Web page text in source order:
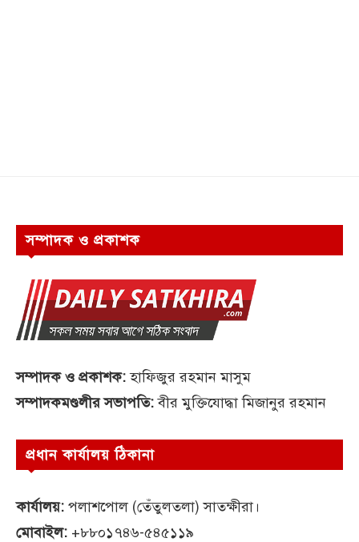
সম্পাদক ও প্রকাশক
সম্পাদক ও প্রকাশক:হাফিজুর রহমান মাসুম
সম্পাদকমণ্ডলীর সভাপতি:বীর মুক্তিযোদ্ধা মিজানুর রহমান
প্রধান কার্যালয় ঠিকানা
কার্যালয়: পলাশপোল (তেঁতুলতলা) সাতক্ষীরা।
মোবাইল: +৮৮০১৭৪৬-৫৪৫১১৯